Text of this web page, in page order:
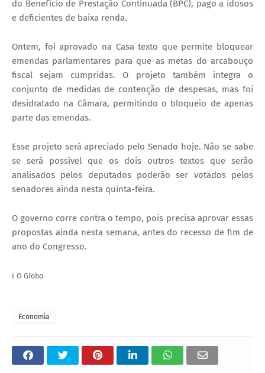
do Benefício de Prestação Continuada (BPC), pago a idosos
e deficientes de baixa renda.
Ontem, foi aprovado na Casa texto que permite bloquear
emendas parlamentares para que as metas do arcabouço
fiscal sejam cumpridas. O projeto também integra o
conjunto de medidas de contenção de despesas, mas foi
desidratado na Câmara, permitindo o bloqueio de apenas
parte das emendas.
Esse projeto será apreciado pelo Senado hoje. Não se sabe
se será possível que os dois outros textos que serão
analisados pelos deputados poderão ser votados pelos
senadores ainda nesta quinta-feira.
O governo corre contra o tempo, pois precisa aprovar essas
propostas ainda nesta semana, antes do recesso de fim de
ano do Congresso.
ℹ️ O Globo
Economia